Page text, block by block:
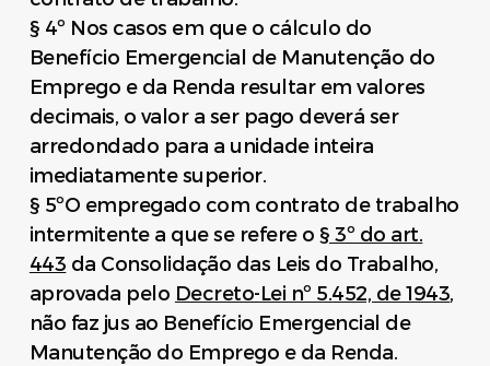
§ 4º Nos casos em que o cálculo do
Benefício Emergencial de Manutenção do
Emprego e da Renda resultar em valores
decimais, o valor a ser pago deverá ser
arredondado para a unidade inteira
imediatamente superior.
§ 5ºO empregado com contrato de trabalho
intermitente a que se refere o § 3º do art.
443 da Consolidação das Leis do Trabalho,
aprovada pelo Decreto-Lei nº 5.452, de 1943,
não faz jus ao Benefício Emergencial de
Manutenção do Emprego e da Renda.